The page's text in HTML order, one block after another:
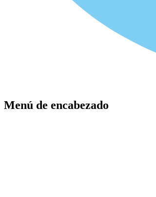
Menú de encabezado